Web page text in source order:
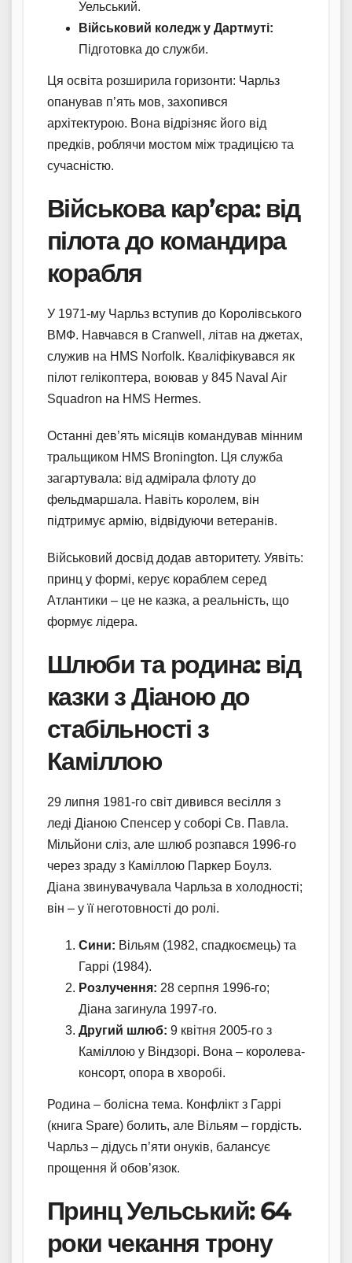
Уельський.
Військовий коледж у Дартмуті:
Підготовка до служби.
Ця освіта розширила горизонти: Чарльз
опанував п’ять мов, захопився
архітектурою. Вона відрізняє його від
предків, роблячи мостом між традицією та
сучасністю.
Військова кар’єра: від
пілота до командира
корабля
У 1971-му Чарльз вступив до Королівського
ВМФ. Навчався в Cranwell, літав на джетах,
служив на HMS Norfolk. Кваліфікувався як
пілот гелікоптера, воював у 845 Naval Air
Squadron на HMS Hermes.
Останні дев’ять місяців командував мінним
тральщиком HMS Bronington. Ця служба
загартувала: від адмірала флоту до
фельдмаршала. Навіть королем, він
підтримує армію, відвідуючи ветеранів.
Військовий досвід додав авторитету. Уявіть:
принц у формі, керує кораблем серед
Атлантики – це не казка, а реальність, що
формує лідера.
Шлюби та родина: від
казки з Діаною до
стабільності з
Каміллою
29 липня 1981-го світ дивився весілля з
леді Діаною Спенсер у соборі Св. Павла.
Мільйони сліз, але шлюб розпався 1996-го
через зраду з Каміллою Паркер Боулз.
Діана звинувачувала Чарльза в холодності;
він – у її неготовності до ролі.
Сини: Вільям (1982, спадкоємець) та
Гаррі (1984).
Розлучення: 28 серпня 1996-го;
Діана загинула 1997-го.
Другий шлюб: 9 квітня 2005-го з
Каміллою у Віндзорі. Вона – королева-
консорт, опора в хворобі.
Родина – болісна тема. Конфлікт з Гаррі
(книга Spare) болить, але Вільям – гордість.
Чарльз – дідусь п’яти онуків, балансує
прощення й обов’язок.
Принц Уельський: 64
роки чекання трону